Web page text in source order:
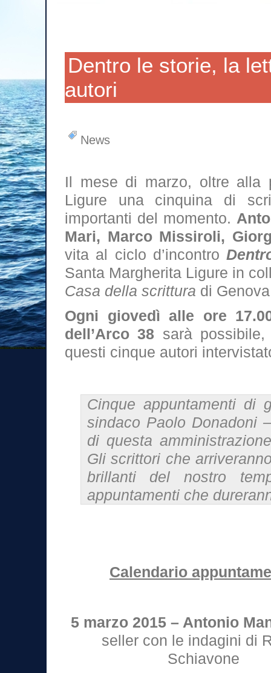
Dentro le storie, la
autori
News
Il mese di marzo, oltre alla
Ligure una cinquina di
importanti del momento.
Mari, Marco Missiroli,
vita al ciclo d’incontro
Santa Margherita Ligure in
Casa della scrittura di
Ogni giovedì alle ore
dell’Arco 38 sarà
questi cinque autori
Cinque appuntamenti di
sindaco Paolo Donadoni
di questa
Gli scrittori che
brillanti del nostro
appuntamenti che
Calendario
5 marzo 2015 – Antonio
seller con le indagini di
Schiavone